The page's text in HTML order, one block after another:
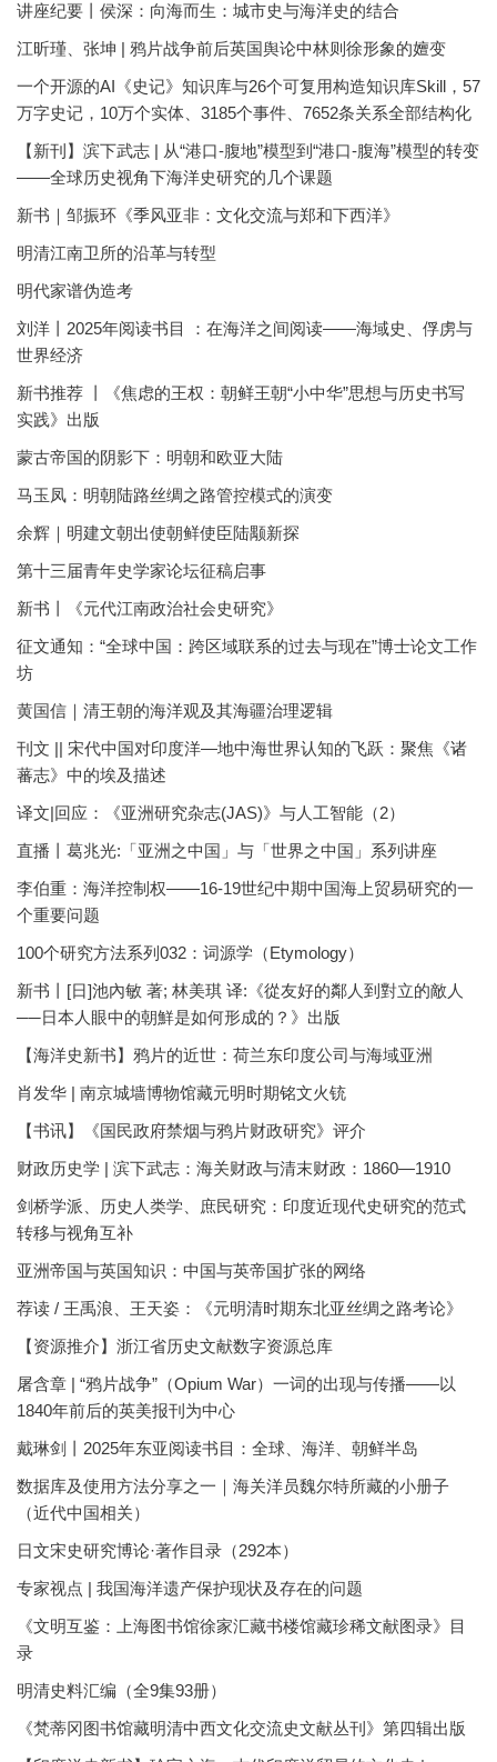
讲座纪要丨侯深：向海而生：城市史与海洋史的结合
江昕瑾、张坤 | 鸦片战争前后英国舆论中林则徐形象的嬗变
一个开源的AI《史记》知识库与26个可复用构造知识库Skill，57
万字史记，10万个实体、3185个事件、7652条关系全部结构化
【新刊】滨下武志 | 从“港口-腹地”模型到“港口-腹海”模型的转变
——全球历史视角下海洋史研究的几个课题
新书｜邹振环《季风亚非：文化交流与郑和下西洋》
明清江南卫所的沿革与转型
明代家谱伪造考
刘洋丨2025年阅读书目 ：在海洋之间阅读——海域史、俘虏与
世界经济
新书推荐 丨《焦虑的王权：朝鲜王朝“小中华”思想与历史书写
实践》出版
蒙古帝国的阴影下：明朝和欧亚大陆
马玉凤：明朝陆路丝绸之路管控模式的演变
余辉｜明建文朝出使朝鲜使臣陆颙新探
第十三届青年史学家论坛征稿启事
新书丨《元代江南政治社会史研究》
征文通知：“全球中国：跨区域联系的过去与现在”博士论文工作
坊
黄国信｜清王朝的海洋观及其海疆治理逻辑
刊文 || 宋代中国对印度洋—地中海世界认知的飞跃：聚焦《诸
蕃志》中的埃及描述
译文|回应：《亚洲研究杂志(JAS)》与人工智能（2）
直播丨葛兆光:「亚洲之中国」与「世界之中国」系列讲座
李伯重：海洋控制权——16-19世纪中期中国海上贸易研究的一
个重要问题
100个研究方法系列032：词源学（Etymology）
新书丨[日]池內敏 著; 林美琪 译:《從友好的鄰人到對立的敵人
──日本人眼中的朝鮮是如何形成的？》出版
【海洋史新书】鸦片的近世：荷兰东印度公司与海域亚洲
肖发华 | 南京城墙博物馆藏元明时期铭文火铳
【书讯】《国民政府禁烟与鸦片财政研究》评介
财政历史学 | 滨下武志：海关财政与清末财政：1860—1910
剑桥学派、历史人类学、庶民研究：印度近现代史研究的范式
转移与视角互补
亚洲帝国与英国知识：中国与英帝国扩张的网络
荐读 / 王禹浪、王天姿：《元明清时期东北亚丝绸之路考论》
【资源推介】浙江省历史文献数字资源总库
屠含章 | “鸦片战争”（Opium War）一词的出现与传播——以
1840年前后的英美报刊为中心
戴琳剑丨2025年东亚阅读书目：全球、海洋、朝鲜半岛
数据库及使用方法分享之一｜海关洋员魏尔特所藏的小册子
（近代中国相关）
日文宋史研究博论·著作目录（292本）
专家视点 | 我国海洋遗产保护现状及存在的问题
《文明互鉴：上海图书馆徐家汇藏书楼馆藏珍稀文献图录》目
录
明清史料汇编（全9集93册）
《梵蒂冈图书馆藏明清中西文化交流史文献丛刊》第四辑出版